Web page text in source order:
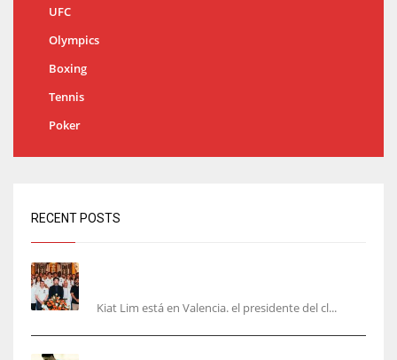
UFC
Olympics
Boxing
Tennis
Poker
RECENT POSTS
Kiat Lim está en Valencia. el presidente del cl...